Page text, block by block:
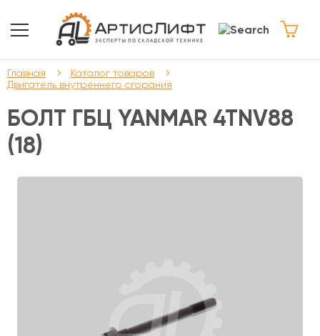
Главная
Каталог товаров
Двигатель внутреннего сгорания
БОЛТ ГБЦ YANMAR 4TNV88
(18)